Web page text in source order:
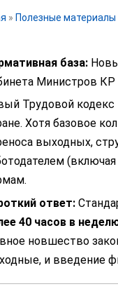
» Полезные материалы
база:
Министров КР
Трудовой
Хотя базовое
выходных,
ответ:
40 часов в
новшество
и введение